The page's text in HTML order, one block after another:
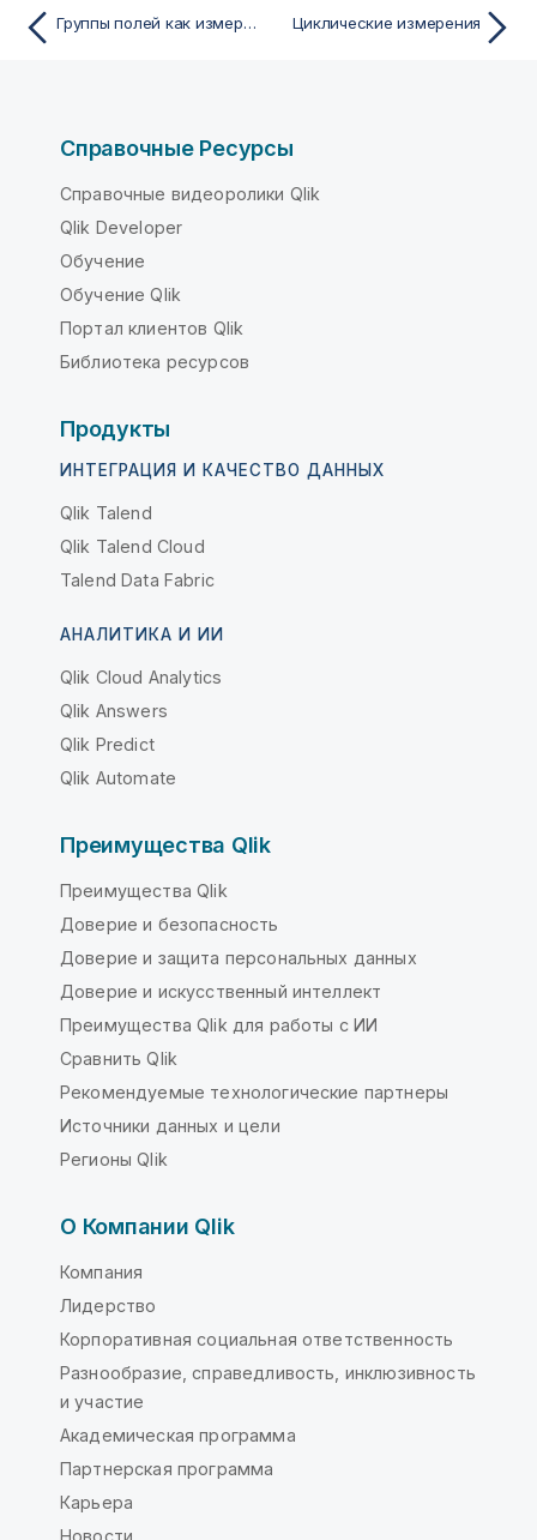
Группы полей как измерения Циклические измерения
Справочные Ресурсы
Справочные видеоролики Qlik
Qlik Developer
Обучение
Обучение Qlik
Портал клиентов Qlik
Библиотека ресурсов
Продукты
ИНТЕГРАЦИЯ И КАЧЕСТВО ДАННЫХ
Qlik Talend
Qlik Talend Cloud
Talend Data Fabric
АНАЛИТИКА И ИИ
Qlik Cloud Analytics
Qlik Answers
Qlik Predict
Qlik Automate
Преимущества Qlik
Преимущества Qlik
Доверие и безопасность
Доверие и защита персональных данных
Доверие и искусственный интеллект
Преимущества Qlik для работы с ИИ
Сравнить Qlik
Рекомендуемые технологические партнеры
Источники данных и цели
Регионы Qlik
О Компании Qlik
Компания
Лидерство
Корпоративная социальная ответственность
Разнообразие, справедливость, инклюзивность
и участие
Академическая программа
Партнерская программа
Карьера
Новости